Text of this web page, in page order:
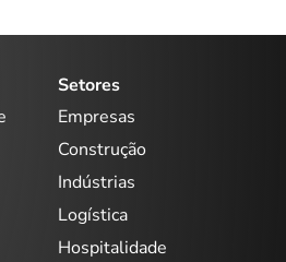
Setores
Empresas
Construção
Indústrias
Logística
Hospitalidade